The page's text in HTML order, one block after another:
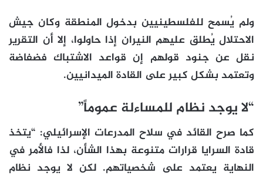
ولم يُسمح للفلسطينيين بدخول المنطقة وكان جيش
الاحتلال يُطلق عليهم النيران إذا حاولوا، إلا أن التقرير
نقل عن جنود قولهم إن قواعد الاشتباك فضفاضة
وتعتمد بشكل كبير على القادة الميدانيين.
“لا يوجد نظام للمساءلة عموماً”
كما صرح القائد في سلاح المدرعات الإسرائيلي: “يتخذ
قادة السرايا قرارات متنوعة بهذا الشأن، لذا فالأمر في
النهاية يعتمد على شخصياتهم. لكن لا يوجد نظام